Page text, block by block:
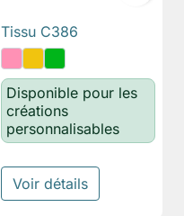
Tissu C386
Disponible pour les
créations
personnalisables
Voir détails